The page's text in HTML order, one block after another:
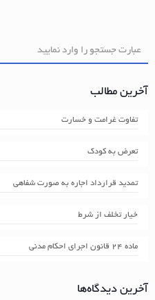
آخرین مطالب
تفاوت غرامت و خسارت
تعرض به کودک
تمدید قرارداد اجاره به صورت شفاهی
خیار تخلف از شرط
ماده ۲۴ قانون اجرای احکام مدنی
آخرین دیدگاه‌ها